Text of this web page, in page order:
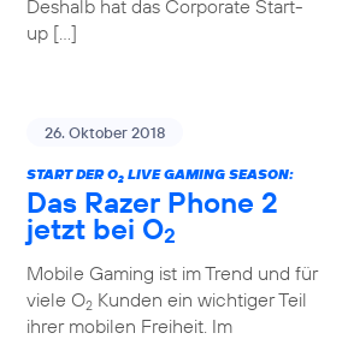
Deshalb hat das Corporate Start-
up […]
26. Oktober 2018
START DER O2LIVE GAMING SEASON:
Das Razer Phone 2
jetzt bei O2
Mobile Gaming ist im Trend und für
viele O2Kunden ein wichtiger Teil
ihrer mobilen Freiheit. Im